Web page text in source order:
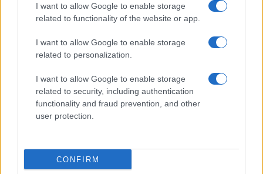
I want to allow Google to enable storage
related to functionality of the website or app.
I want to allow Google to enable storage
related to personalization.
I want to allow Google to enable storage
related to security, including authentication
functionality and fraud prevention, and other
user protection.
CONFIRM
#CRIPTOVALUTE
#FINANCIAL TIMES
#FONDI
#INGHILTERRA
#REGNO UNITO
Commenta per primo
SEDUTE SATIRICHE
Vignetta del 07/08/2026